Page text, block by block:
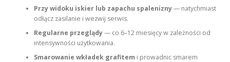
Przy widoku iskier lub zapachu spalenizny— natychmiast
odłącz zasilanie i wezwij serwis.
Regularne przeglądy— co 6–12 miesięcy w zależności od
intensywności użytkowania.
Smarowanie wkładek grafitem i prowadnic smarem